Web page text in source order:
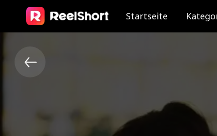
Startseite